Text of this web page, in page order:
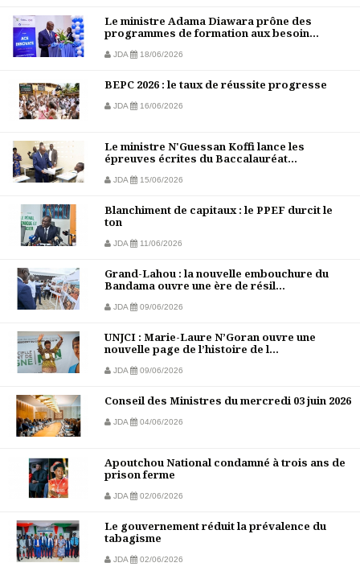
Le ministre Adama Diawara prône des
programmes de formation aux besoin...
JDA 18/06/2026
BEPC 2026 : le taux de réussite progresse
JDA 16/06/2026
Le ministre N'Guessan Koffi lance les
épreuves écrites du Baccalauréat...
JDA 15/06/2026
Blanchiment de capitaux : le PPEF durcit le
ton
JDA 11/06/2026
Grand-Lahou : la nouvelle embouchure du
Bandama ouvre une ère de résil...
JDA 09/06/2026
UNJCI : Marie-Laure N’Goran ouvre une
nouvelle page de l’histoire de l...
JDA 09/06/2026
Conseil des Ministres du mercredi 03 juin 2026
JDA 04/06/2026
Apoutchou National condamné à trois ans de
prison ferme
JDA 02/06/2026
Le gouvernement réduit la prévalence du
tabagisme
JDA 02/06/2026